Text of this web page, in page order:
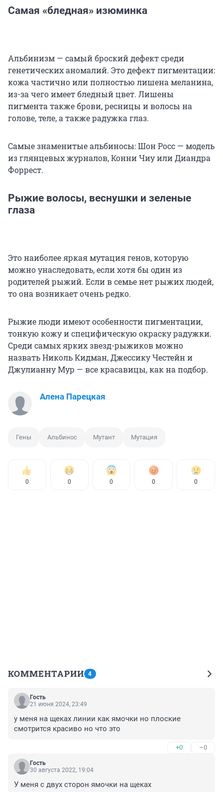
Самая «бледная» изюминка
Альбинизм — самый броский дефект среди
генетических аномалий. Это дефект пигментации:
кожа частично или полностью лишена меланина,
из-за чего имеет бледный цвет. Лишены
пигмента также брови, ресницы и волосы на
голове, теле, а также радужка глаз.
Самые знаменитые альбиносы: Шон Росс — модель
из глянцевых журналов, Конни Чиу или Диандра
Форрест.
Рыжие волосы, веснушки и зеленые
глаза
Это наиболее яркая мутация генов, которую
можно унаследовать, если хотя бы один из
родителей рыжий. Если в семье нет рыжих людей,
то она возникает очень редко.
Рыжие люди имеют особенности пигментации,
тонкую кожу и специфическую окраску радужки.
Среди самых ярких звезд-рыжиков можно
назвать Николь Кидман, Джессику Честейн и
Джулианну Мур — все красавицы, как на подбор.
Алена Парецкая
Гены Альбинос Мутант Мутация
0 0 0 0 0
КОММЕНТАРИИ 4
Гость
21 июня 2024, 23:49
у меня на щеках линии как ямочки но плоские
смотрится красиво но что это
+0 –0
Гость
30 августа 2022, 19:04
У меня с двух сторон ямочки на щеках